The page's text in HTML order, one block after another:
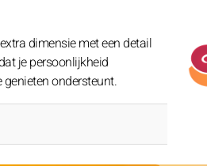
dimensie met een detail
je persoonlijkheid
ondersteunt.